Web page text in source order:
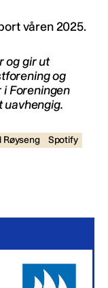
våren 2025.
og gir ut
og
Foreningen
uavhengig.
Røyseng
Spotify